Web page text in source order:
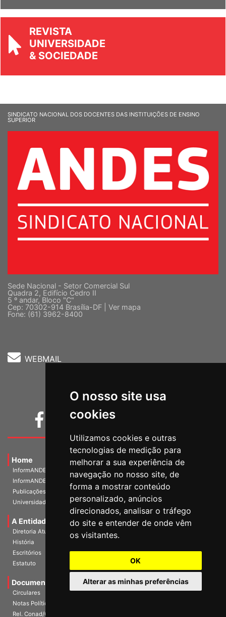
O nosso site usa
cookies
Utilizamos cookies e outras
tecnologias de medição para
melhorar a sua experiência de
navegação no nosso site, de
forma a mostrar conteúdo
personalizado, anúncios
direcionados, analisar o tráfego
do site e entender de onde vêm
os visitantes.
OK
Alterar as minhas preferências
REVISTA
UNIVERSIDADE
& SOCIEDADE
SINDICATO NACIONAL DOS DOCENTES DAS INSTITUIÇÕES DE ENSINO
SUPERIOR
Sede Nacional - Setor Comercial Sul
Quadra 2, Edifício Cedro II
5 º andar, Bloco "C"
Cep: 70302-914 Brasília-DF | Ver mapa
Fone: (61) 3962-8400
WEBMAIL
Home
InformANDES PDF
InformANDES Online
Publicações
Universidade e Sociedade
A Entidade
Diretoria Atual
História
Escritórios
Estatuto
Documentos
Circulares
Notas Políticas
Rel. Conad/Congresso